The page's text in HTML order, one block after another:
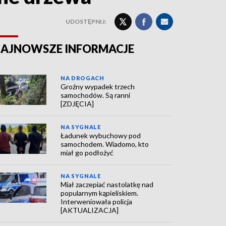
UDOSTĘPNIJ:
INFORMACJE
NA DROGACH
Groźny wypadek trzech
samochodów. Są ranni
[ZDJĘCIA]
NA SYGNALE
Ładunek wybuchowy pod
samochodem. Wiadomo, kto
miał go podłożyć
NA SYGNALE
Miał zaczepiać nastolatkę nad
popularnym kąpieliskiem.
Interweniowała policja
[AKTUALIZACJA]